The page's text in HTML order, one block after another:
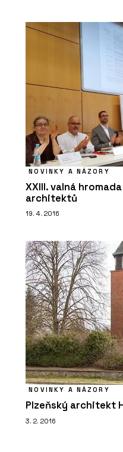
NOVINKY A NÁZORY
XXIII. valná
architektů
19. 4. 2016
NOVINKY A NÁZORY
Plzeňský architekt
3. 2. 2016